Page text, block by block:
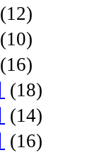
(12)
(10)
(16)
(18)
(14)
(16)